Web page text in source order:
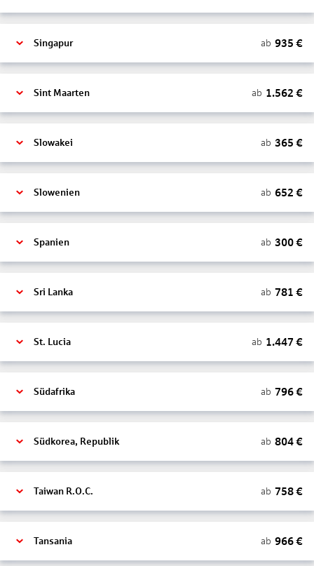
Singapur ab 935 €
Sint Maarten ab 1.562 €
Slowakei ab 365 €
Slowenien ab 652 €
Spanien ab 300€
Sri Lanka ab 781 €
St. Lucia ab 1.447 €
Südafrika ab 796€
Südkorea, Republik ab 804€
Taiwan R.O.C. ab 758€
Tansania ab 966€